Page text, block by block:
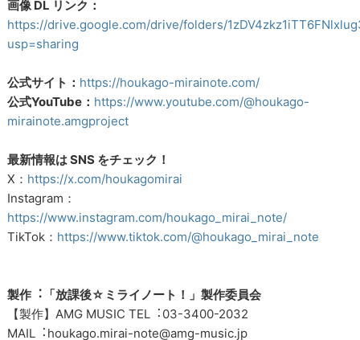
画像 DL リンク：
https://drive.google.com/drive/folders/
usp=sharing
公式サイト： https://houkago-mirainote.com/
公式YouTube： https://www.youtube.com/@houkago-
mirainote.amgproject
最新情報は SNS をチェック！
X： https://x.com/houkagomirai
Instagram：
https://www.instagram.com/houkago_mirai_note/
TikTok： https://www.tiktok.com/@houkago_mirai_note
製作︓「放課後☆ミライノート！」製作委員会
【製作】AMG MUSIC TEL︓03-3400-2032
MAIL︓houkago.mirai-note@amg-music.jp